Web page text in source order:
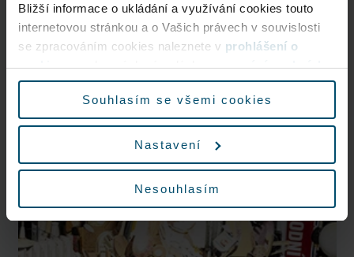
Bližší informace o ukládání a využívání cookies touto
internetovou stránkou a o Vašich právech v souvislosti
se zpracováním cookies naleznete v prohlášení o
cookiesa v obecných zásadáchzpracování osobních
údajů.
Souhlasím se všemi cookies
Nastavení
Nesouhlasím
Now open